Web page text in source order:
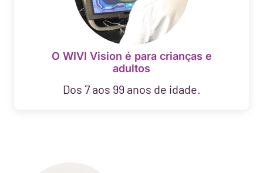
O WIVI Vision é para crianças e
adultos
Dos 7 aos 99 anos de idade.